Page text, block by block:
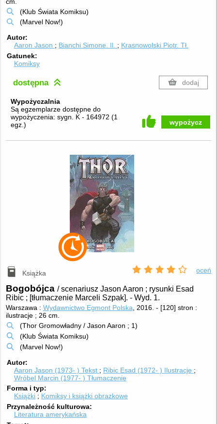
(Klub Świata Komiksu)
(Marvel Now!)
Autor
Aaron Jason
Bianchi Simone. Il. Krasnowolski Piotr. Tł.
Gatunek
Komiksy
dostępna dodaj
Wypożyczalnia
Są egzemplarze dostępne do
wypożyczenia: sygn. K - 164972 (1
egz. ) wypożycz
Książka oceń
Bogobójca / scenariusz Jason Aaron ; rysunki Esad
Ribic ; [tłumaczenie Marceli Szpak]. - Wyd. 1.
Warszawa : Wydawnictwo Egmont Polska, 2016. - [120] stron :
ilustracje ; 26 cm.
(Thor Gromowładny / Jason Aaron ; 1)
(Klub Świata Komiksu)
(Marvel Now!)
Autor
Aaron Jason (1973- ) Tekst Ribic Esad (1972- ) Ilustracje
Wróbel Marcin (1977- ) Tłumaczenie
Forma i typ
Książki
Komiksy i książki obrazkowe
Przynależność kulturowa
Literatura amerykańska